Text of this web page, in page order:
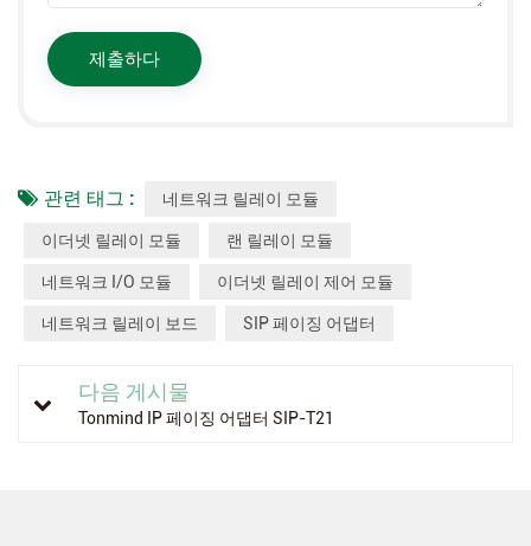
관련 태그 : 네트워크 릴레이 모듈
이더넷 릴레이 모듈 랜 릴레이 모듈
네트워크 I/O 모듈 이더넷 릴레이 제어 모듈
네트워크 릴레이 보드 SIP 페이징 어댑터
다음 게시물
Tonmind IP 페이징 어댑터 SIP-T21